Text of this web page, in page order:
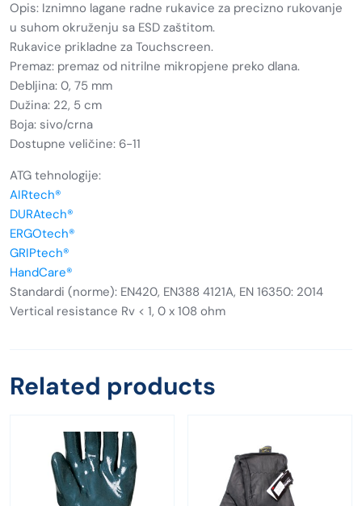
Opis: Iznimno lagane radne rukavice za precizno rukovanje
u suhom okruženju sa ESD zaštitom.
Rukavice prikladne za Touchscreen.
Premaz: premaz od nitrilne mikropjene preko dlana.
Debljina: 0, 75 mm
Dužina: 22, 5 cm
Boja: sivo/crna
Dostupne veličine: 6-11
ATG tehnologije:
AIRtech®
DURAtech®
ERGOtech®
GRIPtech®
HandCare®
Standardi (norme): EN420, EN388 4121A, EN 16350: 2014
Vertical resistance Rv < 1, 0 x 108 ohm
Related products